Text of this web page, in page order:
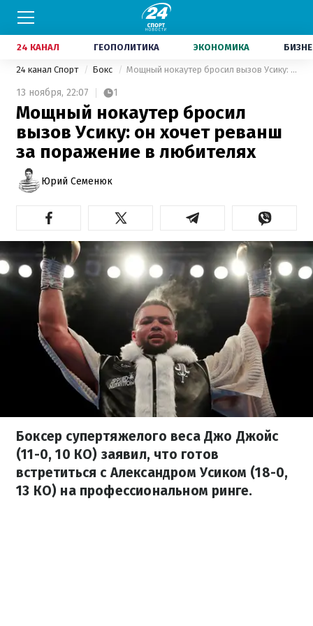
24 КАНАЛ ГЕОПОЛИТИКА ЭКОНОМИКА
24 канал Спорт Бокс Мощный нокаутер бросил вызов Усику: он хочет реванш за поражение в любителях
13 ноября, 22:07 1
Мощный нокаутер бросил
вызов Усику: он хочет реванш
за поражение в любителях
Юрий Семенюк
Боксер супертяжелого веса Джо Джойс
(11-0, 10 КО) заявил, что готов
встретиться с Александром Усиком (18-0,
13 КО) на профессиональном ринге.